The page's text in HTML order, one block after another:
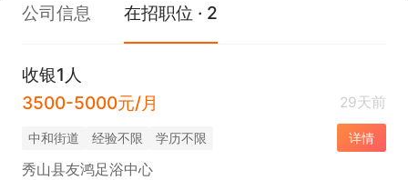
公司信息 在招职位 · 2
收银1人
3500-5000元/月
29天前
中和街道 经验不限 学历不限 详情
秀山县友鸿足浴中心